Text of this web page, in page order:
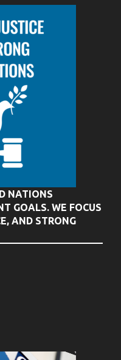
NATIONS
GOALS. WE FOCUS
AND STRONG